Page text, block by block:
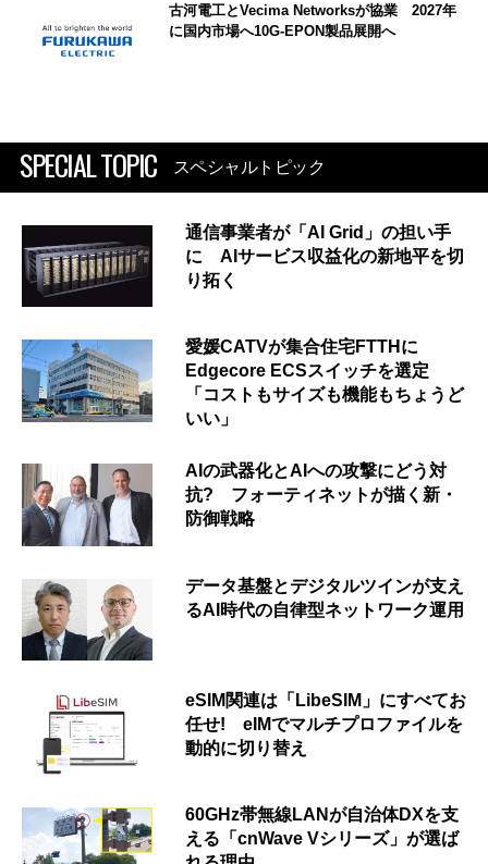
古河電工とVecima Networksが協業 2027年
に国内市場へ10G-EPON製品展開へ
SPECIAL TOPIC スペシャルトピック
通信事業者が「AI Grid」の担い手
に AIサービス収益化の新地平を切
り拓く
愛媛CATVが集合住宅FTTHに
Edgecore ECSスイッチを選定
「コストもサイズも機能もちょうど
いい」
AIの武器化とAIへの攻撃にどう対
抗? フォーティネットが描く新・
防御戦略
データ基盤とデジタルツインが支え
るAI時代の自律型ネットワーク運用
eSIM関連は「LibeSIM」にすべてお
任せ! eIMでマルチプロファイルを
動的に切り替え
60GHz帯無線LANが自治体DXを支
える「cnWave Vシリーズ」が選ば